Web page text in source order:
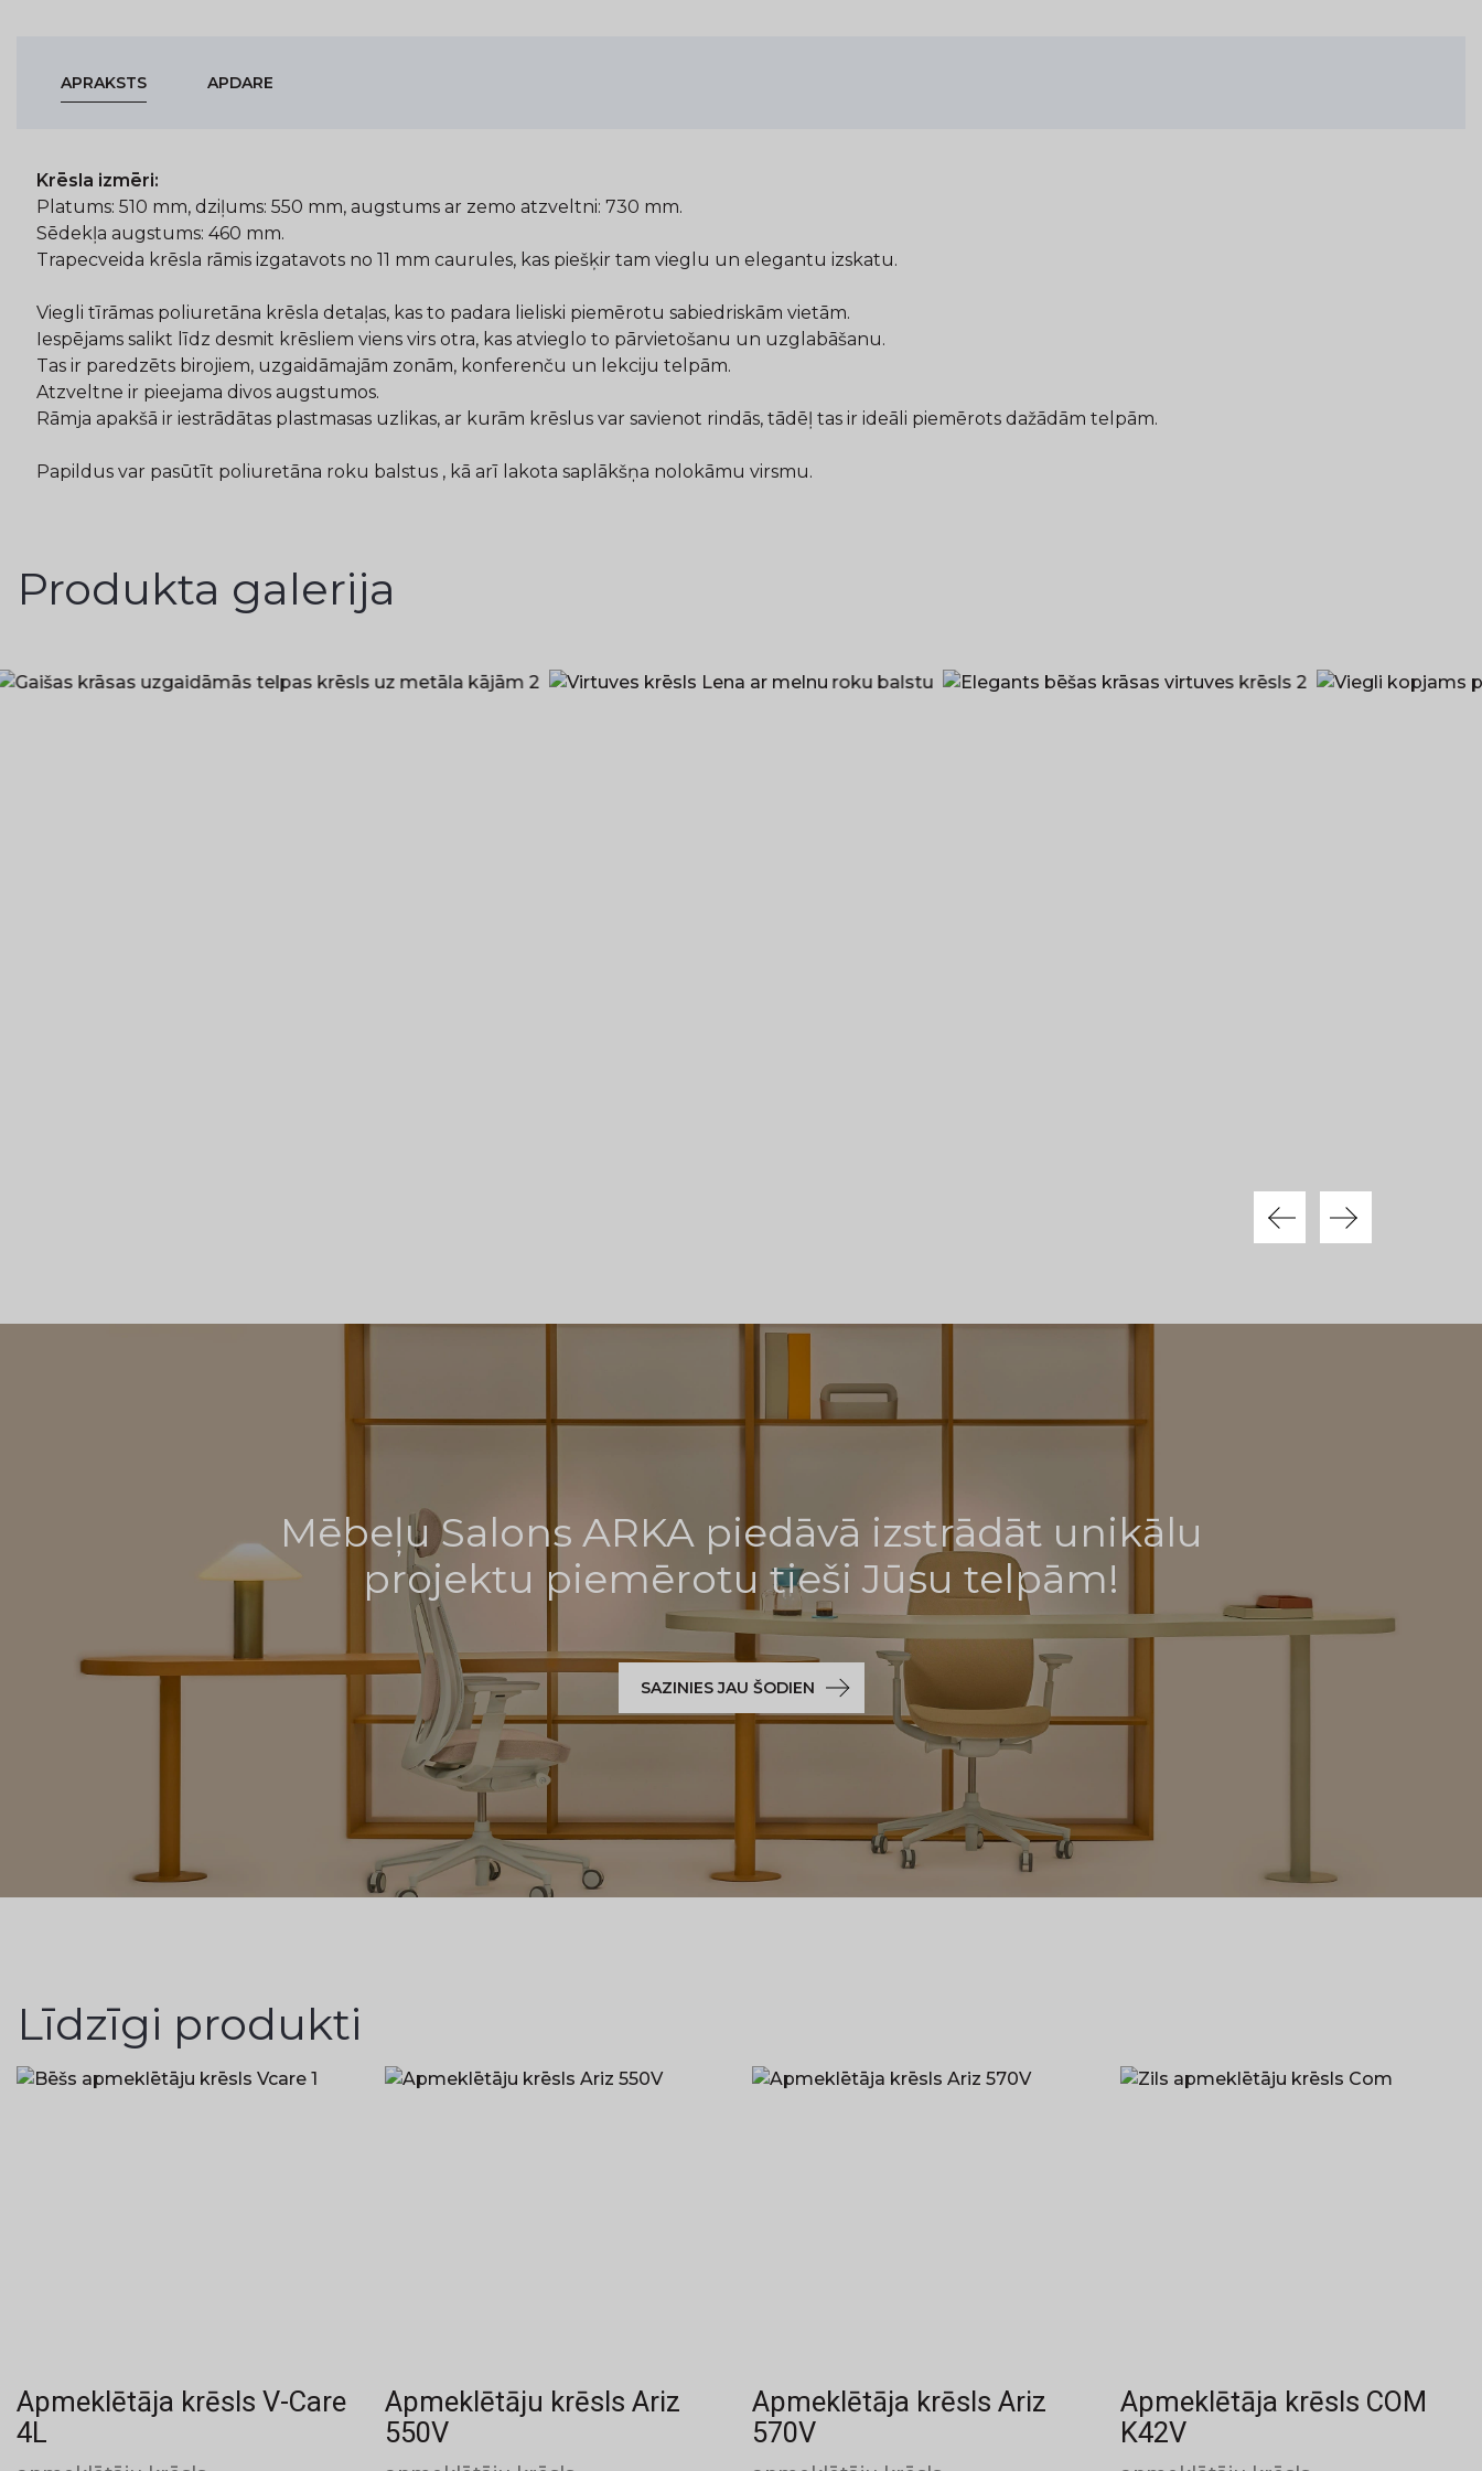
APRAKSTS APDARE
Krēsla izmēri:
Platums: 510 mm, dziļums: 550 mm, augstums ar zemo atzveltni: 730 mm.
Sēdekļa augstums: 460 mm.
Trapecveida krēsla rāmis izgatavots no 11 mm caurules, kas piešķir tam vieglu un elegantu izskatu.
Viegli tīrāmas poliuretāna krēsla detaļas, kas to padara lieliski piemērotu sabiedriskām vietām.
Iespējams salikt līdz desmit krēsliem viens virs otra, kas atvieglo to pārvietošanu un uzglabāšanu.
Tas ir paredzēts birojiem, uzgaidāmajām zonām, konferenču un lekciju telpām.
Atzveltne ir pieejama divos augstumos.
Rāmja apakšā ir iestrādātas plastmasas uzlikas, ar kurām krēslus var savienot rindās, tādēļ tas ir ideāli piemērots dažādām telpām.
Papildus var pasūtīt poliuretāna roku balstus , kā arī lakota saplākšņa nolokāmu virsmu.
Produkta galerija
Mēbeļu Salons ARKA piedāvā izstrādāt unikālu
projektu piemērotu tieši Jūsu telpām!
SAZINIES JAU ŠODIEN
Līdzīgi produkti
Apmeklētāja krēsls V-Care
4L
Apmeklētāju krēsls Ariz
550V
Apmeklētāja krēsls Ariz
570V
Apmeklētāja krēsls COM
K42V